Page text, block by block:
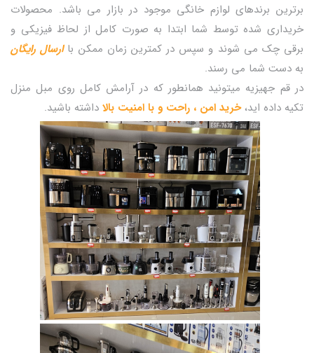
برترین برندهای لوازم خانگی موجود در بازار می باشد. محصولات
خریداری شده توسط شما ابتدا به صورت کامل از لحاظ فیزیکی و
برقی چک می شوند و سپس در کمترین زمان ممکن با ارسال رایگان
به دست شما می رسند.
در قم جهیزیه میتونید همانطور که در آرامش کامل روی مبل منزل
تکیه داده اید،خرید امن ، راحت و با امنیت بالا داشته باشید.